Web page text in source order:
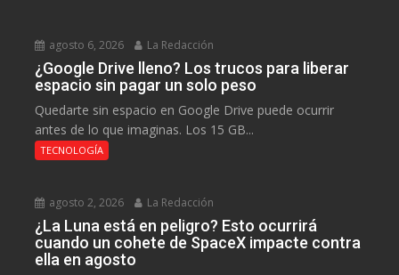
agosto 6, 2026 La Redacción
¿Google Drive lleno? Los trucos para liberar
espacio sin pagar un solo peso
Quedarte sin espacio en Google Drive puede ocurrir
antes de lo que imaginas. Los 15 GB...
TECNOLOGÍA
agosto 2, 2026 La Redacción
¿La Luna está en peligro? Esto ocurrirá
cuando un cohete de SpaceX impacte contra
ella en agosto